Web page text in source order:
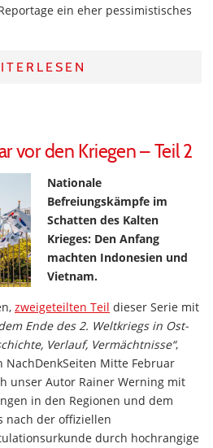
ein eher pessimistisches
vor den Kriegen – Teil 2
Nationale
Befreiungskämpfe im
Schatten des Kalten
Krieges: Den Anfang
machten Indonesien und
Vietnam.
zweigeteilten Teil dieser Serie mit
Ende des 2. Weltkriegs in Ost-
Verlauf, Vermächtnisse“,
Mitte Februar
unser Autor Rainer Werning mit
in den Regionen und dem
nach der offiziellen
durch hochrangige